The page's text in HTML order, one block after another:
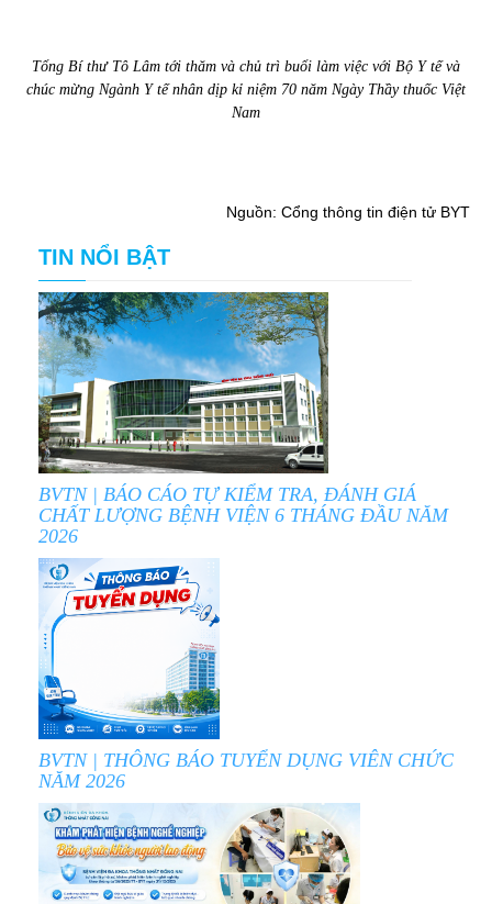
Tổng Bí thư Tô Lâm tới thăm và chủ trì buổi làm việc với Bộ Y tế và
chúc mừng Ngành Y tế nhân dịp kỉ niệm 70 năm Ngày Thầy thuốc Việt
Nam
Nguồn: Cổng thông tin điện tử BYT
TIN NỔI BẬT
BVTN | BÁO CÁO TỰ KIỂM TRA, ĐÁNH GIÁ
CHẤT LƯỢNG BỆNH VIỆN 6 THÁNG ĐẦU NĂM
2026
BVTN | THÔNG BÁO TUYỂN DỤNG VIÊN CHỨC
NĂM 2026